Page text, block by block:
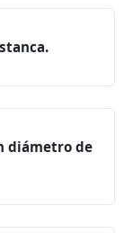
diámetro de